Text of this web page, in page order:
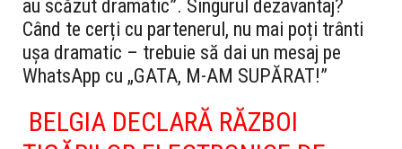
au scăzut dramatic”. Singurul dezavantaj?
Când te cerți cu partenerul, nu mai poți trânti
ușa dramatic – trebuie să dai un mesaj pe
WhatsApp cu „GATA, M-AM SUPĂRAT!”
BELGIA DECLARĂ RĂZBOI